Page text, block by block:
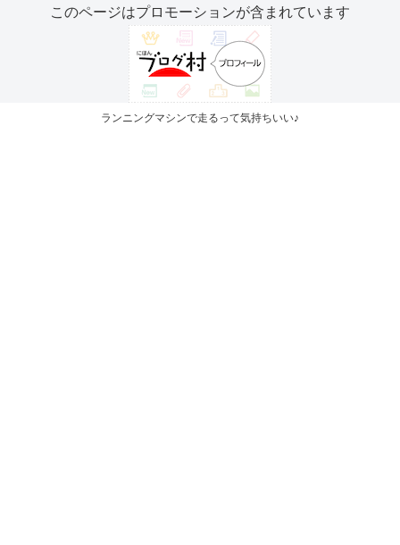
このページはプロモーションが含まれています
ランニングマシンで走るって気持ちいい♪